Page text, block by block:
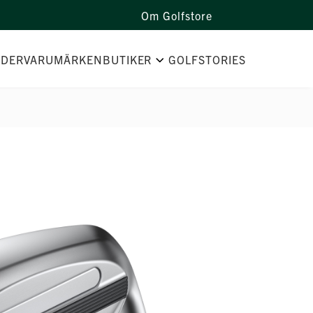
Om Golfstore
VARUMÄRKEN BUTIKER GOLFSTORIES